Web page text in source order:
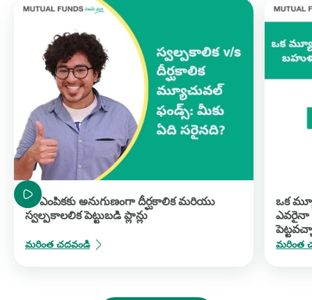
మీ ఎంపికకు అనుగుణంగా దీర్ఘకాలిక మరియు
స్వల్పకాలలిక పెట్టుబడి ప్లాన్లు
మరింత చదవండి
ఒక
ఎవరైనా
మరింత